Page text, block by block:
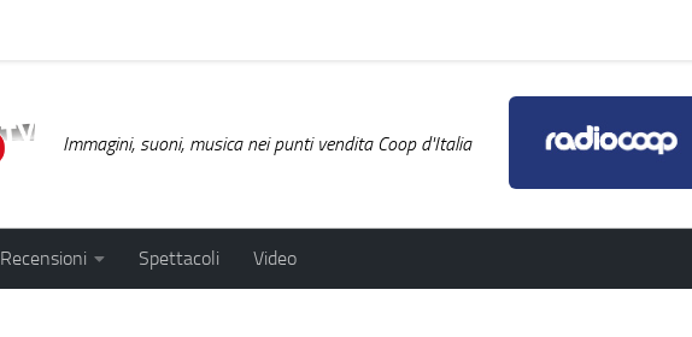
Immagini, suoni, musica nei punti vendita Coop d'Italia
Recensioni Spettacoli Video